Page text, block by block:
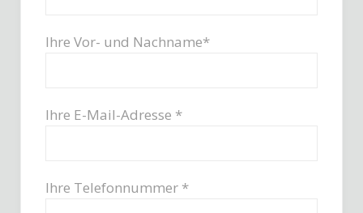
Ihre Vor- und Nachname*
Ihre E-Mail-Adresse *
Ihre Telefonnummer *